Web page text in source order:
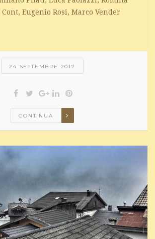
Cont, Eugenio Rosi, Marco Vender
24 SETTEMBRE 2017
CONTINUA